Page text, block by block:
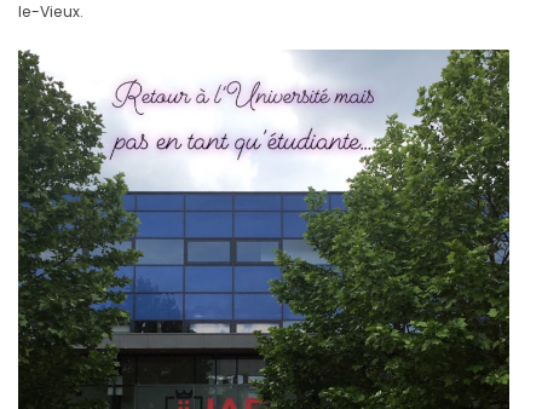
le-Vieux.